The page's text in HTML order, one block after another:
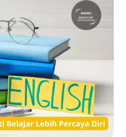
t
s
A
p
p
s
e
n
g
e
r